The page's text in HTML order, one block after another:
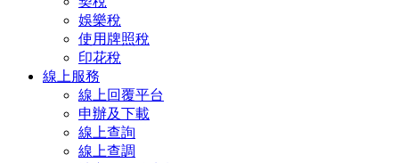
娛樂稅
使用牌照稅
印花稅
線上服務
線上回覆平台
申辦及下載
線上查詢
線上查調